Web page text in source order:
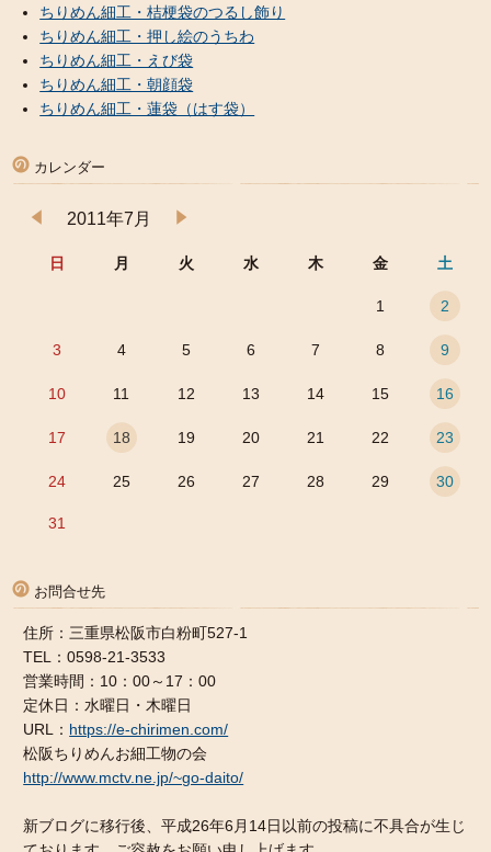
ちりめん細工・桔梗袋のつるし飾り
ちりめん細工・押し絵のうちわ
ちりめん細工・えび袋
ちりめん細工・朝顔袋
ちりめん細工・蓮袋（はす袋）
カレンダー
2011年7月
日 月 火 水 木 金 土
1 2
3 4 5 6 7 8 9
10 11 12 13 14 15 16
17 18 19 20 21 22 23
24 25 26 27 28 29 30
31
お問合せ先
住所：三重県松阪市白粉町527-1
TEL：0598-21-3533
営業時間：10：00～17：00
定休日：水曜日・木曜日
URL： https://e-chirimen.com/
松阪ちりめんお細工物の会
http://www.mctv.ne.jp/~go-daito/
新ブログに移行後、平成26年6月14日以前の投稿に不具合が生じ